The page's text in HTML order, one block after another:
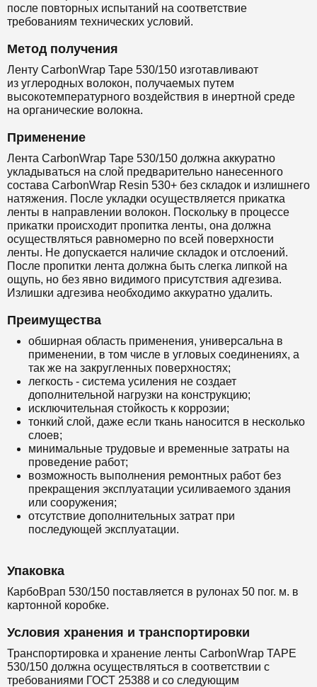
после повторных испытаний на соответствие
требованиям технических условий.
Метод получения
Ленту CarbonWrap Tape 530/150 изготавливают
из углеродных волокон, получаемых путем
высокотемпературного воздействия в инертной среде
на органические волокна.
Применение
Лента CarbonWrap Tape 530/150 должна аккуратно
укладываться на слой предварительно нанесенного
состава CarbonWrap Resin 530+ без складок и излишнего
натяжения. После укладки осуществляется прикатка
ленты в направлении волокон. Поскольку в процессе
прикатки происходит пропитка ленты, она должна
осуществляться равномерно по всей поверхности
ленты. Не допускается наличие складок и отслоений.
После пропитки лента должна быть слегка липкой на
ощупь, но без явно видимого присутствия адгезива.
Излишки адгезива необходимо аккуратно удалить.
Преимущества
обширная область применения, универсальна в
применении, в том числе в угловых соединениях, а
так же на закругленных поверхностях;
легкость - система усиления не создает
дополнительной нагрузки на конструкцию;
исключительная стойкость к коррозии;
тонкий слой, даже если ткань наносится в несколько
слоев;
минимальные трудовые и временные затраты на
проведение работ;
возможность выполнения ремонтных работ без
прекращения эксплуатации усиливаемого здания
или сооружения;
отсутствие дополнительных затрат при
последующей эксплуатации.
Упаковка
КарбоВрап 530/150 поставляется в рулонах 50 пог. м. в
картонной коробке.
Условия хранения и транспортировки
Транспортировка и хранение ленты CarbonWrap TAPE
530/150 должна осуществляться в соответствии с
требованиями ГОСТ 25388 и со следующим